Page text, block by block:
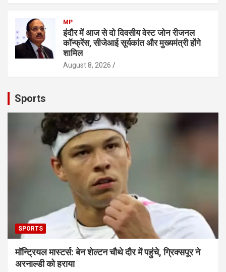
MP
इंदौर में आज से दो दिवसीय वेस्ट जोन रीजनल
कॉन्फ्रेंस, सीजेआई सूर्यकांत और मुख्यमंत्री होंगे
शामिल
August 8, 2026
Sports
SPORTS
मॉन्ट्रियल मास्टर्स: बेन शेल्टन चौथे दौर में पहुंचे, ग्रिक्सपूर ने
अरनाल्डी को हराया